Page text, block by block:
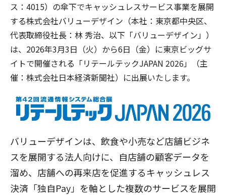
ス： 4015）の傘下でキャッシュレスサービス事業を展開
する株式会社バリューデザイン（本社：東京都中央区、
代表取締役社長：林 秀治、以下「バリューデザイン」）
は、 2026年3月3日（火）から6日（金）に東京ビッグサ
イトで開催される「リテールテックJAPAN 2026」（主
催：株式会社日本経済新聞社）に出展いたします。
バリューデザインは、飲食や小売など店舗ビジネ
スを展開する法人向けに、自店舗の顧客データを
溜め、店舗への再来店を促進するキャッシュレス
決済「独自Pay」を軸とした複数のサービスを展開